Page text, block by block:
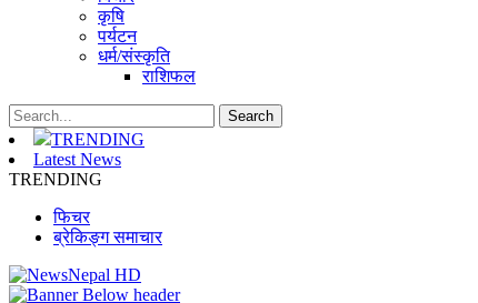
कृषि
पर्यटन
धर्म/संस्कृति
राशिफल
TRENDING
Latest News
TRENDING
फिचर
ब्रेकिङ्ग समाचार